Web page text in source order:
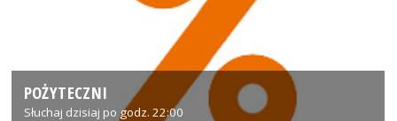
POŻYTECZNI
Słuchaj dzisiaj po godz. 22:00